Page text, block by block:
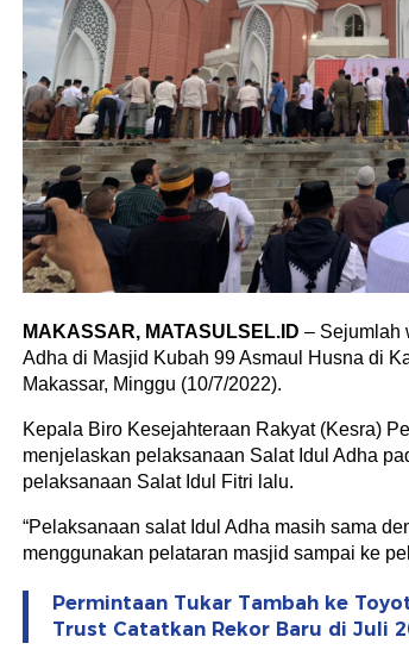
MAKASSAR, MATASULSEL.ID – Sejumlah
Adha di Masjid Kubah 99 Asmaul Husna di
Makassar, Minggu (10/7/2022).
Kepala Biro Kesejahteraan Rakyat (Kesra)
menjelaskan pelaksanaan Salat Idul Adha
pelaksanaan Salat Idul Fitri lalu.
“Pelaksanaan salat Idul Adha masih sama
menggunakan pelataran masjid sampai ke
Permintaan Tukar Tambah ke
Trust Catatkan Rekor Baru di Juli